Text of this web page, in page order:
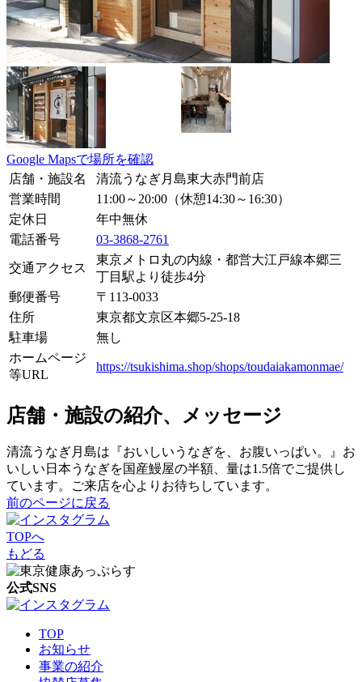
Google Mapsで場所を確認
店舗・施設名
清流うなぎ月島東大赤門前店
営業時間
11:00～20:00（休憩14:30～16:30）
定休日
年中無休
電話番号
03-3868-2761
交通アクセス
東京メトロ丸の内線・都営大江戸線本郷三
丁目駅より徒歩4分
郵便番号
〒 113-0033
住所
東京都文京区本郷5-25-18
駐車場
無し
ホームページ
等URL
https://tsukishima.shop/shops/toudaiakamonmae/
店舗・施設の紹介、メッセージ
清流うなぎ月島は『おいしいうなぎを、お腹いっぱい。』お
いしい日本うなぎを国産鰻屋の半額、量は1.5倍でご提供し
ています。ご来店を心よりお待ちしています。
前のページに戻る
TOPへ
もどる
公式SNS
TOP
お知らせ
事業の紹介